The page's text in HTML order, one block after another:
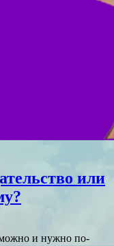
или
можно и нужно по-